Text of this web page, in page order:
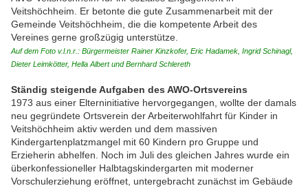
Veitshöchheim. Er betonte die gute Zusammenarbeit mit der
Gemeinde Veitshöchheim, die die kompetente Arbeit des
Vereines gerne großzügig unterstütze.
Auf dem Foto v.l.n.r.: Bürgermeister Rainer Kinzkofer, Eric Hadamek, Ingrid Schinagl,
Dieter Leimkötter, Hella Albert und Bernhard Schlereth
Ständig steigende Aufgaben des AWO-Ortsvereins
1973 aus einer Elterninitiative hervorgegangen, wollte der damals
neu gegründete Ortsverein der Arbeiterwohlfahrt für Kinder in
Veitshöchheim aktiv werden und dem massiven
Kindergartenplatzmangel mit 60 Kindern pro Gruppe und
Erzieherin abhelfen. Noch im Juli des gleichen Jahres wurde ein
überkonfessioneller Halbtagskindergarten mit moderner
Vorschulerziehung eröffnet, untergebracht zunächst im Gebäude